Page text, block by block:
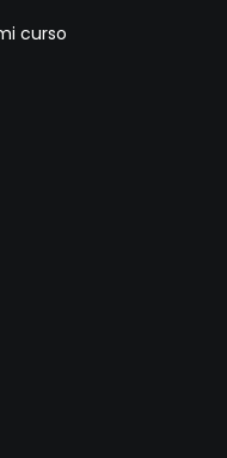
curso